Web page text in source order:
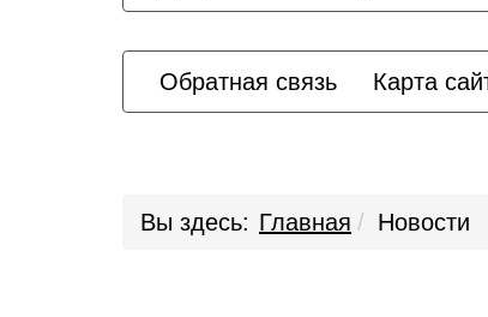
Обратная связь Карта
Вы здесь: Главная Новости